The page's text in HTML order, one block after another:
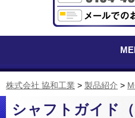
株式会社 協和工業 > 製品紹介 >
シャフトガイド